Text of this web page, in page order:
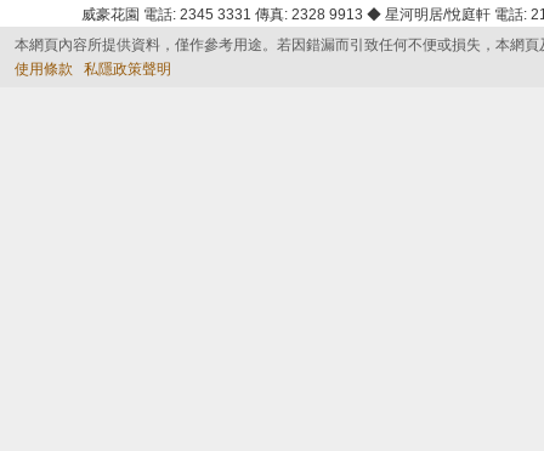
威豪花園 電話: 2345 3331 傳真: 2328 9913 ◆ 星河明居/悅庭軒 電話
本網頁內容所提供資料，僅作參考用途。若因錯漏而引致任何不便或損失，本網
使用條款
私隱政策聲明